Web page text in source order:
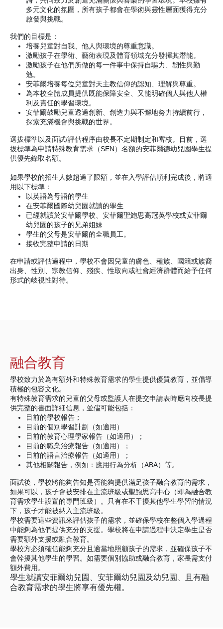
多元文化的氛圍，所有孩子都會在學術與靈性層面獲得充分
啟發與挑戰。
我們的目標是：
培養兒童對自我、他人與環境的尊重意識。
激勵孩子在學術、藝術表現及體育領域充分發揮其潛能。
激勵孩子在他們所做的每一件事中保持自驅力、韌性與勤
勉。
安菲爾培養每位兒童對天主教信仰的認知、理解與尊重。
為本校全體成員提供既能保障安全、又能明確個人與他人權
利及責任的學習環境。
安菲爾鼓勵兒童透過創新、創造力與不懈地努力持續前行，
探索充滿機會與挑戰的世界。
選拔標準以及面試/評估程序由校長不定期制定和審核。目前，選
拔標準為申請特殊教育需求（SEN）名額的安菲爾德幼兒園學生提
供優先錄取名額。
如果學校的招生人數超過了限額，並在入學評估順利完成後，將適
用以下標準：
以英語為母語的學生
在安菲爾國際幼兒園就讀的學生
已經就讀於安菲爾學校、安菲爾聖鮑思高冠英學校或安菲爾
幼兒園的孩子的兄弟姐妹
學生的父母是安菲爾的全職員工。
接收完整申請的日期
在申請或評估過程中，學校不會因兒童的膚色、種族、國籍或族裔
出身、性別、宗教信仰、殘疾、性取向或社會經濟群體而給予任何
形式的歧視性對待。
融合教育
學校致力於為有額外和特殊教育需求的學生提供優質教育，並倡導
積極的包容文化。
有特殊教育需求的兒童的父母或監護人在提交申請表時應向校長提
供完整的書面詳細信息，並儘可能包括：
目前的學校報告；
目前的個別學習計劃（如適用）
目前的教育心理學家報告（如適用）；
目前的職業治療報告（如適用）；
目前的語言治療報告（如適用）；
其他相關報告，例如：應用行為分析（ABA）等。
面試後，學校將能夠告知是否能夠提供滿足孩子融合教育的需求，
如果可以，孩子會被安排在主流班級或聖鮑思高中心（即為融合教
育需求學生設置的專門班級）。只有在不干擾其他學生學習的情況
下，孩子才能被納入主流班級。
學校需要這些資訊來評估孩子的需求，並確保學校在整個入學過程
中能夠為他們提供充分的支援。學校將在申請過程中決定學生是否
需要額外支援或融合教育。
學校方必須確信能夠充分且適當地照顧孩子的需求，並確保孩子不
會幹擾其他學生的學習。如需要個別協助或融合教育，家長需支付
額外費用。
學生就讀安菲爾幼兒園、安菲爾幼兒園及幼兒園、且有融
合教育需求的學生將享有優先權。